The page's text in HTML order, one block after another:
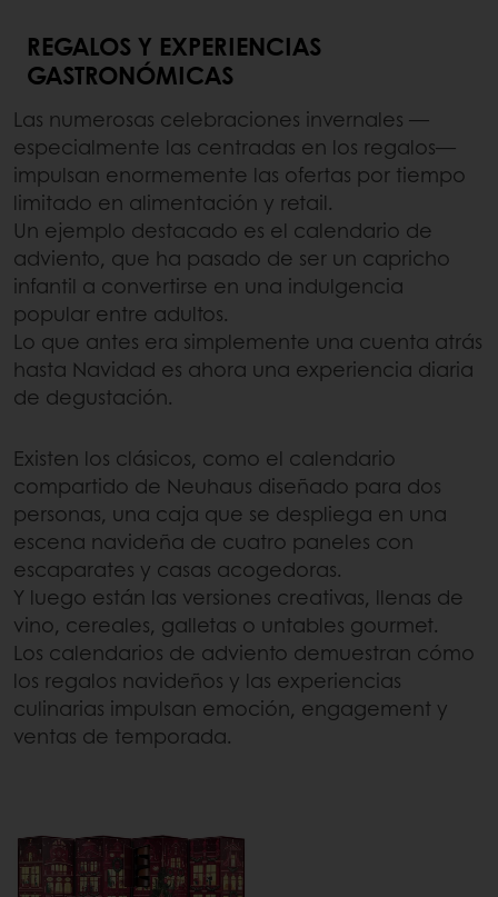
REGALOS Y EXPERIENCIAS
GASTRONÓMICAS
Las numerosas celebraciones invernales —
especialmente las centradas en los regalos—
impulsan enormemente las ofertas por tiempo
limitado en alimentación y retail.
Un ejemplo destacado es el calendario de
adviento, que ha pasado de ser un capricho
infantil a convertirse en una indulgencia
popular entre adultos.
Lo que antes era simplemente una cuenta atrás
hasta Navidad es ahora una experiencia diaria
de degustación.
Existen los clásicos, como el calendario
compartido de Neuhaus diseñado para dos
personas, una caja que se despliega en una
escena navideña de cuatro paneles con
escaparates y casas acogedoras.
Y luego están las versiones creativas, llenas de
vino, cereales, galletas o untables gourmet.
Los calendarios de adviento demuestran cómo
los regalos navideños y las experiencias
culinarias impulsan emoción, engagement y
ventas de temporada.